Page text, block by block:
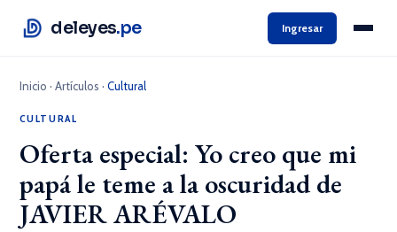
deleyes.pe Ingresar
Inicio ·Artículos ·Cultural
CULTURAL
Oferta especial: Yo creo que mi
papá le teme a la oscuridad de
JAVIER ARÉVALO